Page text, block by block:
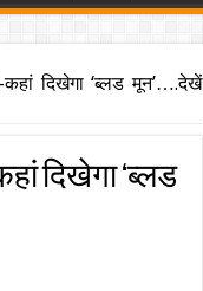
दिखेगा ‘ब्लड मून’….देखें
दिखेगा ‘ब्लड